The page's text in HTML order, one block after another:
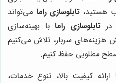
هستید، تابلوسازی راما می‌تواند
درتابلوسازی رامابا بهینه‌سازی
هزینه‌های سربار، تلاش می‌کنیم
مطلوبی حفظ کنیم.
ارائه کیفیت بالا، تنوع خدمات،